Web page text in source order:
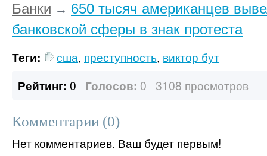
Банки → 650 тысяч американцев
банковской сферы в знак протеста
Теги: сша, преступность, виктор бут
Рейтинг: 0 Голосов: 0 3108 просмотров
Комментарии (0)
Нет комментариев. Ваш будет первым!